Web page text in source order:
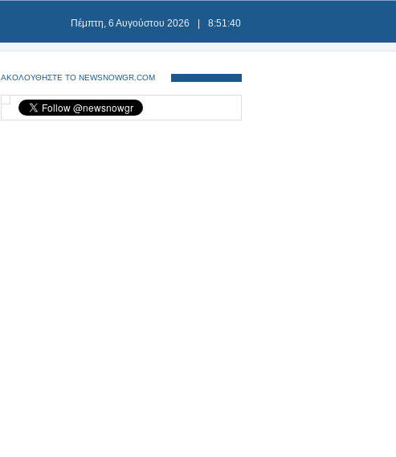
Πέμπτη, 6 Αυγούστου 2026 8:51:41
ΑΚΟΛΟΥΘΗΣΤΕ ΤΟ NEWSNOWGR.COM